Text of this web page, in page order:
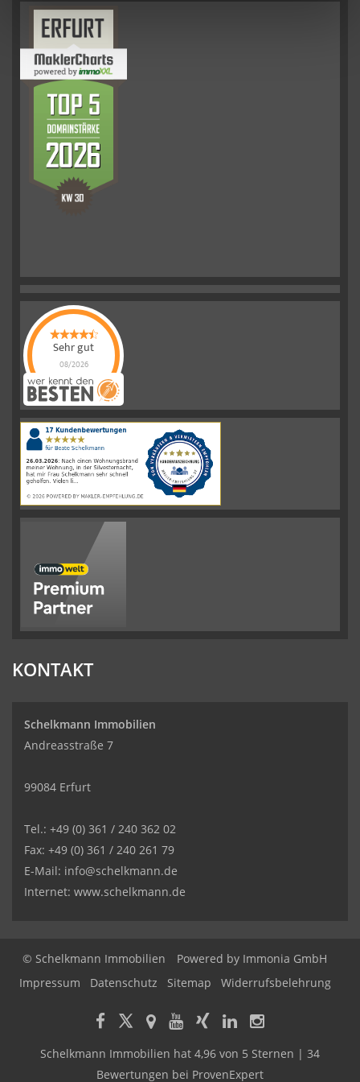
Sehr gut
08/2026
Schelkmann
Immobilienhat
|110Schelkmann
ImmobilienBewertungen
auf
werkenntdenBESTEN.de
KONTAKT
Schelkmann Immobilien
Andreasstraße 7
99084 Erfurt
Tel.: +49 (0) 361 / 240 362 02
Fax: +49 (0) 361 / 240 261 79
E-Mail: info@schelkmann.de
Internet: www.schelkmann.de
© Schelkmann Immobilien Powered by Immonia GmbH
Impressum
Datenschutz Sitemap Widerrufsbelehrung
Schelkmann Immobilien hat 4,96 von 5 Sternen | 34
Bewertungen bei ProvenExpert